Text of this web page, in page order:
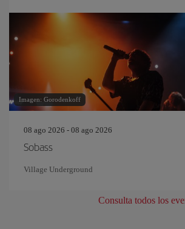
Imagen: Gorodenkoff
08 ago 2026 - 08 ago 2026
Sobass
Village Underground
Consulta todos los